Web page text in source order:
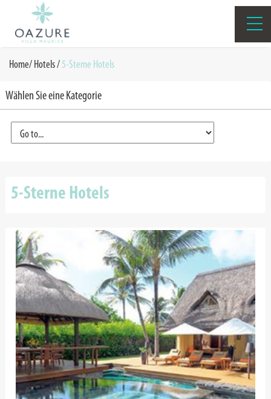
Home/Hotels /5-Sterne Hotels
Wählen Sie eine Kategorie
5-Sterne Hotels